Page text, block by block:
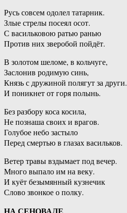
Русь совсем одолел татарник.
Злые стрелы посеял осот.
С васильковою ратью ранью
Против них зверобой пойдёт.
В золотом шеломе, в кольчуге,
Заслонив родимую синь,
Князь с дружиной полягут за други.
И поникнет от горя полынь.
Без разбору коса косила,
Не познаша своих и врагов.
Голубое небо застыло
Перед смертью в глазах васильков.
Ветер травы вздымает под вечер.
Много выпало им на веку.
И куёт безымянный кузнечик
Слово звонкое о полку.